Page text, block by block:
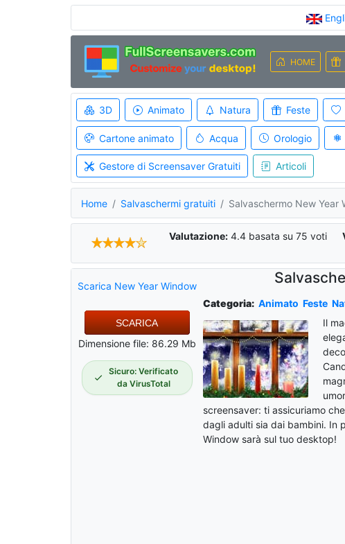
HOME
3D Animato Natura Feste
Cartone animato Acqua Orologio
Gestore di Screensaver Gratuiti Articoli
Home Salvaschermi gratuiti Salvaschermo New Year
Valutazione: 4.4 basata su 75 voti
Scarica New Year Window
SCARICA
Dimensione file: 86.29 Mb
Sicuro: Verificato
da VirusTotal
Categoria: Animato Feste
Il
screensaver: ti assicuriamo
dagli adulti sia dai bambini. In
Window sarà sul tuo desktop!